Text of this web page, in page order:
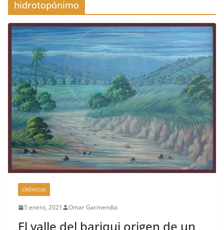
hidrotopónimo
CRÓNICAS
5 enero, 2021 Omar Garmendia
El valle del bariqui origen de un